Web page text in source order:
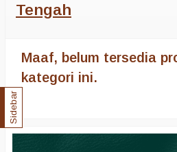
Tengah
Maaf, belum tersedia
kategori ini.
Sidebar